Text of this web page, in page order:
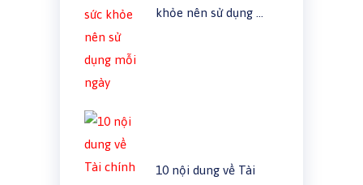
khỏe nên sử dụng …
10 nội dung về Tài